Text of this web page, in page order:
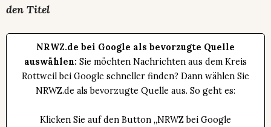
den Titel
NRWZ.de bei Google als bevorzugte Quelle
auswählen: Sie möchten Nachrichten aus dem Kreis
Rottweil bei Google schneller finden? Dann wählen Sie
NRWZ.de als bevorzugte Quelle aus. So geht es:
Klicken Sie auf den Button „NRWZ bei Google